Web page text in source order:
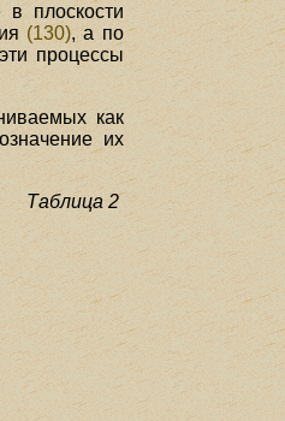
плоскости
(130), а по
процессы
как
их
Таблица 2